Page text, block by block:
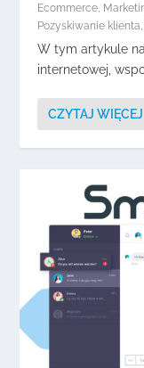
Ecommerce
Pozyskiwanie klienta
W tym artykule
internetowej,
CZYTAJ WIĘCEJ